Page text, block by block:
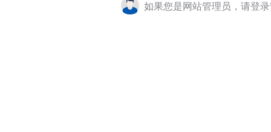
如果您是网站管理员，请登